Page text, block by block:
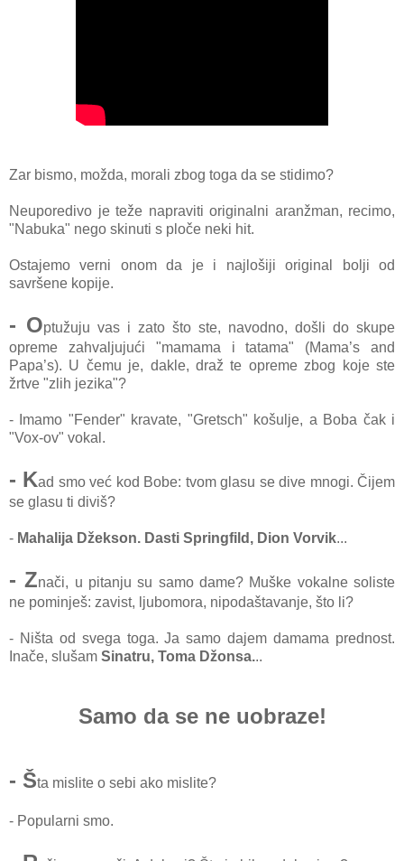
Zar bismo, možda, morali zbog toga da se stidimo?
Neuporedivo je teže napraviti originalni aranžman, recimo,
"Nabuka" nego skinuti s ploče neki hit.
Ostajemo verni onom da je i najlošiji original bolji od
savršene kopije.
- Optužuju vas i zato što ste, navodno, došli do skupe
opreme zahvaljujući "mamama i tatama" (Mama’s and
Papa’s). U čemu je, dakle, draž te opreme zbog koje ste
žrtve "zlih jezika"?
- Imamo "Fender" kravate, "Gretsch" košulje, a Boba čak i
"Vox-ov" vokal.
- Kad smo već kod Bobe: tvom glasu se dive mnogi. Čijem
se glasu ti diviš?
- Mahalija Džekson. Dasti Springfild, Dion Vorvik...
- Znači, u pitanju su samo dame? Muške vokalne soliste
ne pominješ: zavist, ljubomora, nipodaštavanje, što li?
- Ništa od svega toga. Ja samo dajem damama prednost.
Inače, slušam Sinatru, Toma Džonsa...
Samo da se ne uobraze!
- Šta mislite o sebi ako mislite?
- Popularni smo.